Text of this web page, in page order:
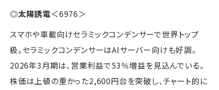
◎太陽誘電＜6976＞
スマホや車載向けセラミックコンデンサーで世界トップ
級。セラミックコンデンサーはAIサーバー向けも好調。
2026年3月期は、営業利益で53％増益を見込んでいる。
株価は上値の重かった2,600円台を突破し、チャート的に